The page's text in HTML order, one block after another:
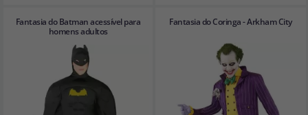
Fantasia do Batman acessível para
homens adultos
Fantasia do Coringa - Arkham City